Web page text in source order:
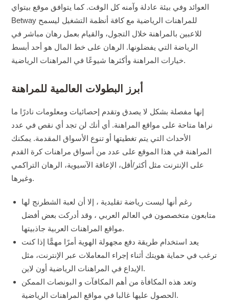
العوائد وفي بيئة عادلة وآمنه كل الوقت. كما يتوافق موقع بيتواي
Betway للمراهنات الرياضية مع كافة أنظمة التشغيل ليسمح
للاعبين بالمراهنة خلال التجول، والقيام بعمل رهان مباشر في
الرياضة التي يفضلونها. الرهان على خط المال هو أحد أبسط
خيارات المراهنة وأكثرها شيوعًا في المراهنات الرياضية.
أبرز البطولات العالمية للمراهنة
إنها مفصلة بشكل لا يصدق وتقدم إحصائيات ومعلومات نادرًا ما
نراها متاحة على مواقع المراهنة. أي أنك لن تجد أي نقص في عدد
الأحداث التي يتم تغطيتها أو تنوع الأسواق المقدمة. يمكنك
المراهنة في هذا الموقع على عدد من أسواق مراهنات كرة القدم
على الإنترنت مثل أكثر/أقل، الإعاقة الآسيوية، الرهان التراكمي
وغيرها.
رغم أنها ليست رياضة تقليدية ، إلا أن لعبة الشطرنج لها
متابعون متخصصون في العالم العربي ، وقد أدركت بعض أفضل
مواقع المراهنات العربية جاذبيتها.
يعد استخدام طريقة دفع مجهولة الهوية أمرًا مهمًّا إذا كنت
ترغب في حماية هويتك أثناء إجراء المعاملات عبر الإنترنت، مثل
الإيداع في المراهنات الرياضية أون لاين.
وتعد هذه المكافأة من أهم المكافآت و البونصات الممكن
الحصول عليها غالبا في مواقع المراهنات الرياضية.